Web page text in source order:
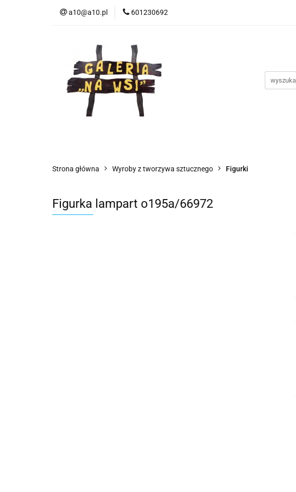
a10@a10.pl 601230692
Strona główna Wyroby z tworzywa sztucznego Figurki
Figurka lampart o195a/66972